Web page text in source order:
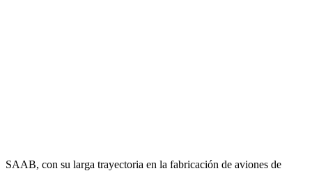
SAAB, con su larga trayectoria en la fabricación de aviones de